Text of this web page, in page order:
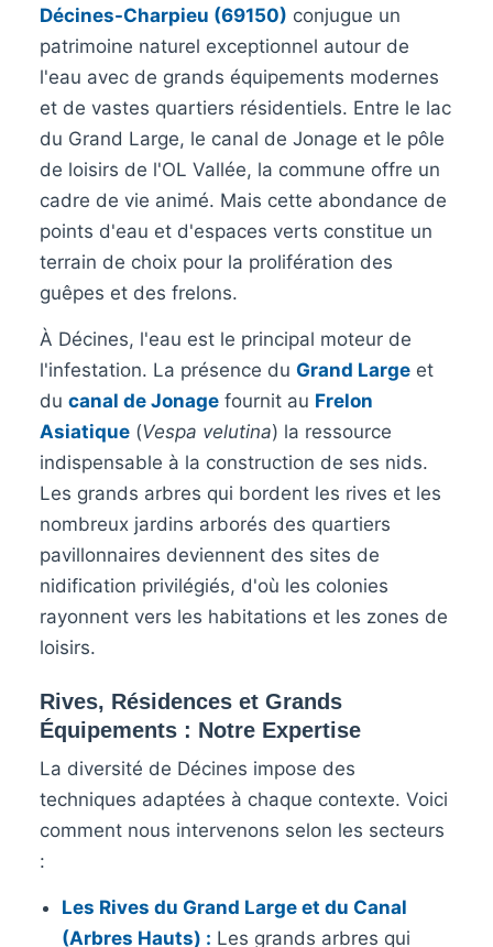
Décines-Charpieu (69150) conjugue un
patrimoine naturel exceptionnel autour de
l'eau avec de grands équipements modernes
et de vastes quartiers résidentiels. Entre le lac
du Grand Large, le canal de Jonage et le pôle
de loisirs de l'OL Vallée, la commune offre un
cadre de vie animé. Mais cette abondance de
points d'eau et d'espaces verts constitue un
terrain de choix pour la prolifération des
guêpes et des frelons.
À Décines, l'eau est le principal moteur de
l'infestation. La présence du Grand Large et
du canal de Jonage fournit au Frelon
Asiatique (Vespa velutina) la ressource
indispensable à la construction de ses nids.
Les grands arbres qui bordent les rives et les
nombreux jardins arborés des quartiers
pavillonnaires deviennent des sites de
nidification privilégiés, d'où les colonies
rayonnent vers les habitations et les zones de
loisirs.
Rives, Résidences et Grands
Équipements : Notre Expertise
La diversité de Décines impose des
techniques adaptées à chaque contexte. Voici
comment nous intervenons selon les secteurs
:
Les Rives du Grand Large et du Canal
(Arbres Hauts) : Les grands arbres qui